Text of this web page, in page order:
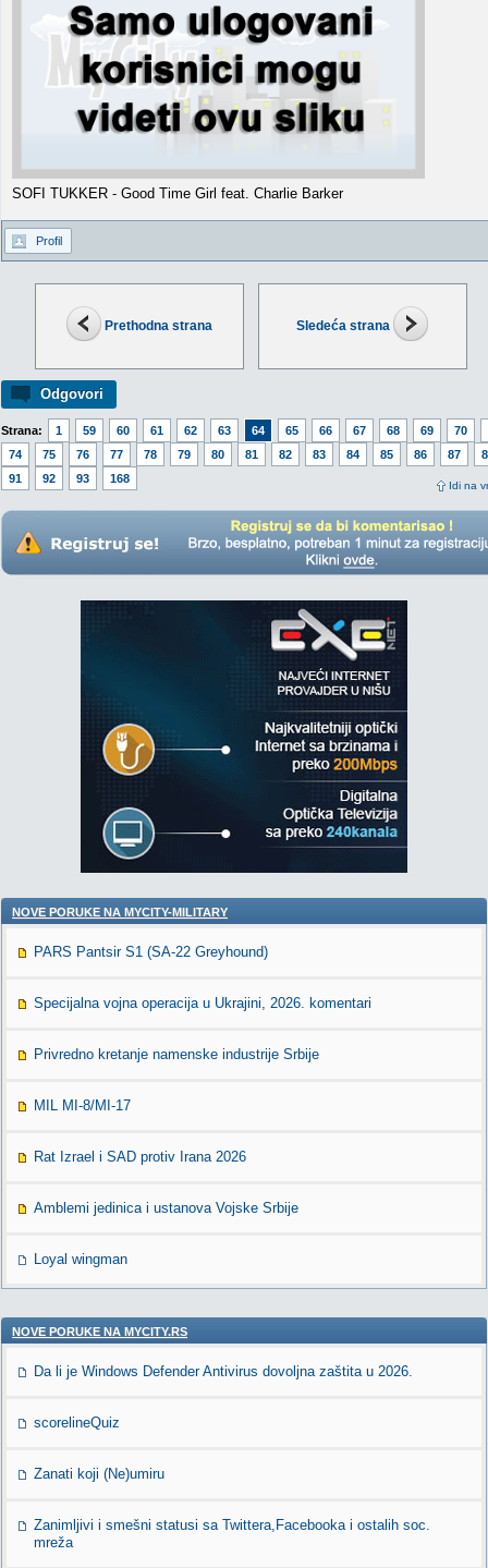
Prethodna strana Sledeća strana
Odgovori
Strana: 1 59 60 61 62 63 64 65 66 67 68 69
70
74
75 76 77 78 79 80 81 82 83 84 85 86 87
91
92 93 168
Idi na
SOFI TUKKER - Good Time Girl feat. Charlie Barker
Profil
NOVE PORUKE NA MYCITY-MILITARY
PARS Pantsir S1 (SA-22 Greyhound)
Specijalna vojna operacija u Ukrajini, 2026. komentari
Privredno kretanje namenske industrije Srbije
MIL MI-8/MI-17
Rat Izrael i SAD protiv Irana 2026
Amblemi jedinica i ustanova Vojske Srbije
Loyal wingman
NOVE PORUKE NA MYCITY.RS
Da li je Windows Defender Antivirus dovoljna zaštita u 2026.
scorelineQuiz
Zanati koji (Ne)umiru
Zanimljivi i smešni statusi sa Twittera,Facebooka i ostalih soc.
mreža